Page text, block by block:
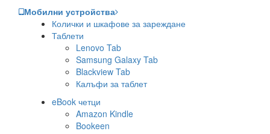
Мобилни устройства
Колички и шкафове за зареждане
Таблети
Lenovo Tab
Samsung Galaxy Tab
Blackview Tab
Калъфи за таблет
eBook четци
Amazon Kindle
Bookeen